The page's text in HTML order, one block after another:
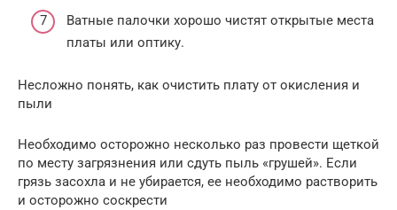
Ватные палочки хорошо чистят открытые места
платы или оптику.
Несложно понять, как очистить плату от окисления и
пыли
Необходимо осторожно несколько раз провести щеткой
по месту загрязнения или сдуть пыль «грушей». Если
грязь засохла и не убирается, ее необходимо растворить
и осторожно соскрести